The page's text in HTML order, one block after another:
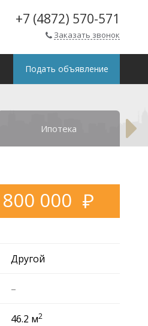
+7 (4872) 570-571
Заказать звонок
Подать объявление
Ипотека
000
Другой
–
46.2 м2